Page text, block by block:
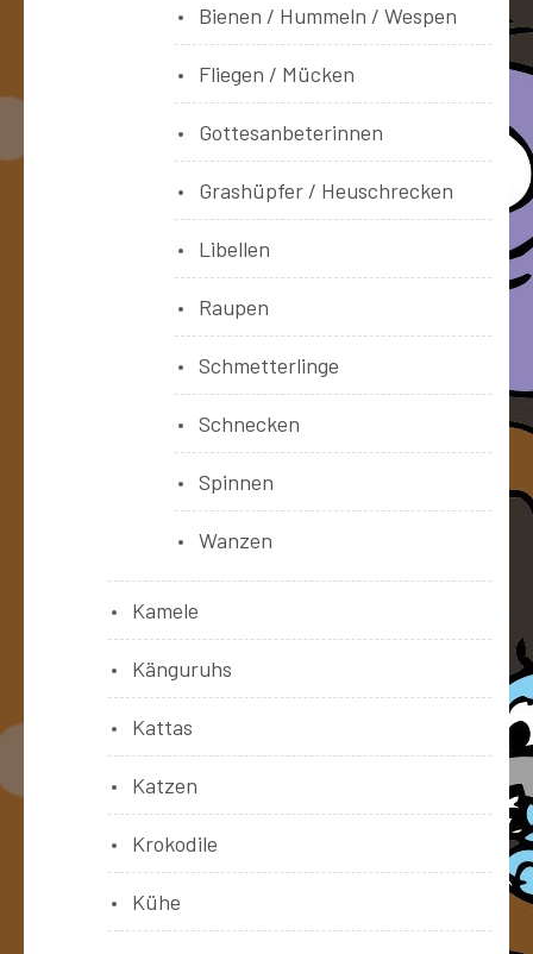
Bienen / Hummeln / Wespen
Fliegen / Mücken
Gottesanbeterinnen
Grashüpfer / Heuschrecken
Libellen
Raupen
Schmetterlinge
Schnecken
Spinnen
Wanzen
Kamele
Känguruhs
Kattas
Katzen
Krokodile
Kühe